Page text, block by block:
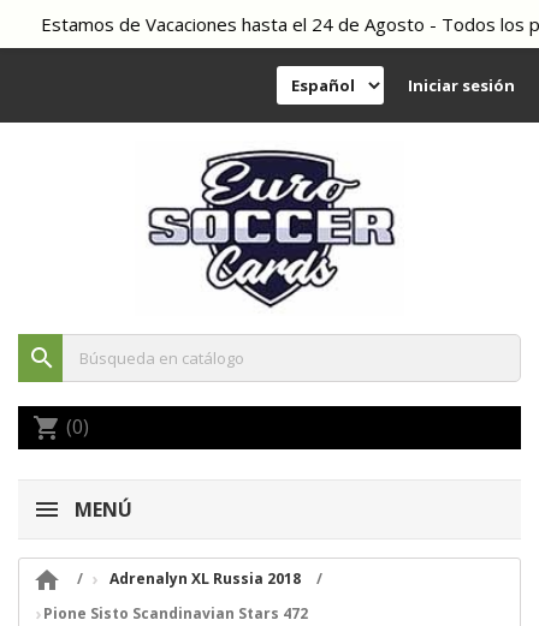
Estamos de Vacaciones hasta el 24 de Agosto - Todos los
Iniciar sesión
search
shopping_cart (0)
MENÚ

Adrenalyn XL Russia 2018
Pione Sisto Scandinavian Stars 472